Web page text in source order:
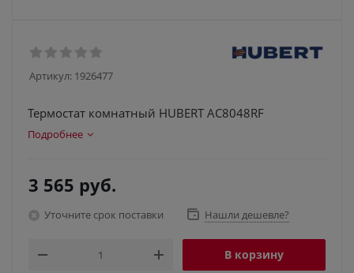
Артикул: 1926477
Термостат комнатный HUBERT АС8048RF
Подробнее
3 565 руб.
Уточните срок поставки Нашли дешевле?
В корзину